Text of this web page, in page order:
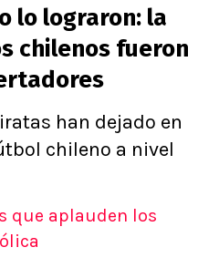
lo lograron: la
chilenos fueron
han dejado en
chileno a nivel
que aplauden los